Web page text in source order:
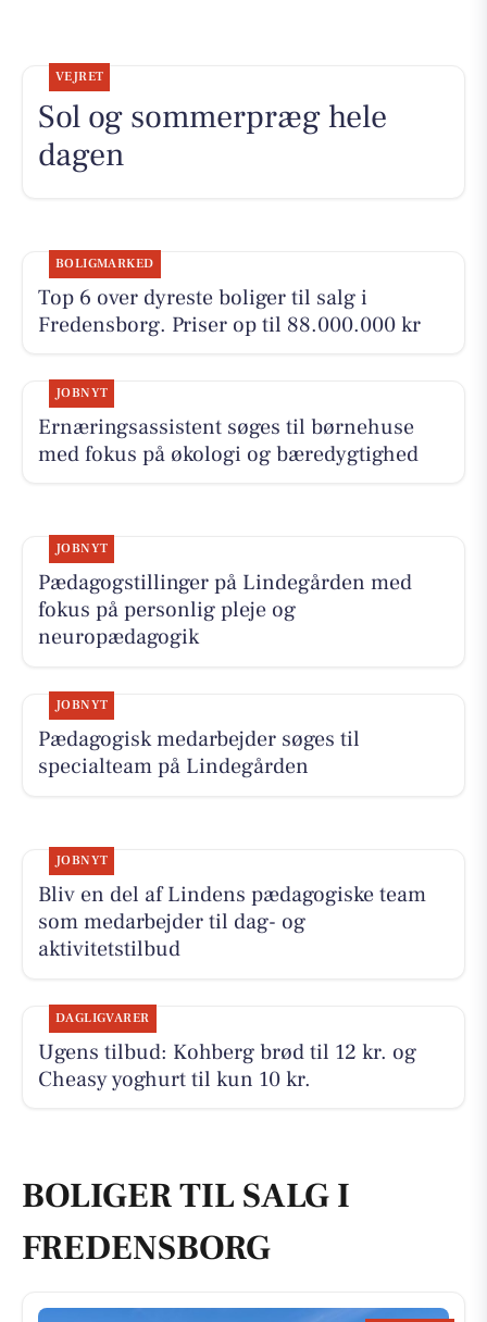
VEJRET
Sol og sommerpræg hele
dagen
BOLIGMARKED
Top 6 over dyreste boliger til salg i
Fredensborg. Priser op til 88.000.000 kr
JOBNYT
Ernæringsassistent søges til børnehuse
med fokus på økologi og bæredygtighed
JOBNYT
Pædagogstillinger på Lindegården med
fokus på personlig pleje og
neuropædagogik
JOBNYT
Pædagogisk medarbejder søges til
specialteam på Lindegården
JOBNYT
Bliv en del af Lindens pædagogiske team
som medarbejder til dag- og
aktivitetstilbud
DAGLIGVARER
Ugens tilbud: Kohberg brød til 12 kr. og
Cheasy yoghurt til kun 10 kr.
BOLIGER TIL SALG I
FREDENSBORG